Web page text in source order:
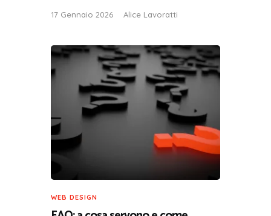
17 Gennaio 2026 Alice Lavoratti
WEB DESIGN